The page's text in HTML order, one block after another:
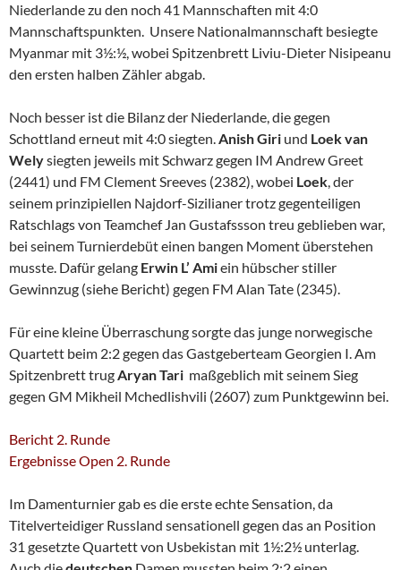
Niederlande zu den noch 41 Mannschaften mit 4:0
Mannschaftspunkten. Unsere Nationalmannschaft besiegte
Myanmar mit 3½:½, wobei Spitzenbrett Liviu-Dieter Nisipeanu
den ersten halben Zähler abgab.
Noch besser ist die Bilanz der Niederlande, die gegen
Schottland erneut mit 4:0 siegten.Anish Giri und Loek van
Welysiegten jeweils mit Schwarz gegen IM Andrew Greet
(2441) und FM Clement Sreeves (2382), wobei Loek, der
seinem prinzipiellen Najdorf-Sizilianer trotz gegenteiligen
Ratschlags von Teamchef Jan Gustafssson treu geblieben war,
bei seinem Turnierdebüt einen bangen Moment überstehen
musste. Dafür gelang Erwin L’ Amiein hübscher stiller
Gewinnzug (siehe Bericht) gegen FM Alan Tate (2345).
Für eine kleine Überraschung sorgte das junge norwegische
Quartett beim 2:2 gegen das Gastgeberteam Georgien I. Am
Spitzenbrett trugAryan Tari maßgeblich mit seinem Sieg
gegen GM Mikheil Mchedlishvili (2607) zum Punktgewinn bei.
Bericht 2. Runde
Ergebnisse Open 2. Runde
Im Damenturnier gab es die erste echte Sensation, da
Titelverteidiger Russland sensationell gegen das an Position
31 gesetzte Quartett von Usbekistan mit 1½:2½ unterlag.